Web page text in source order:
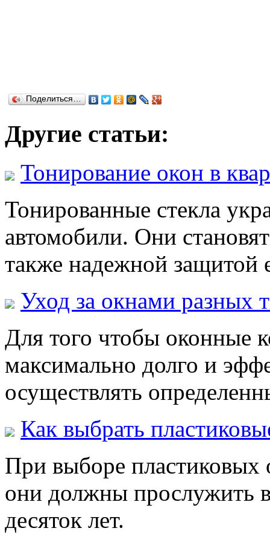
Поделиться…
Другие статьи:
Тонирование окон в
Тонированные стекла
автомобили. Они
также надежной защитой
Уход за окнами разных
Для того чтобы оконные
максимально долго и
осуществлять
Как выбрать
При выборе пластиковых
они должны прослужить
десяток лет.